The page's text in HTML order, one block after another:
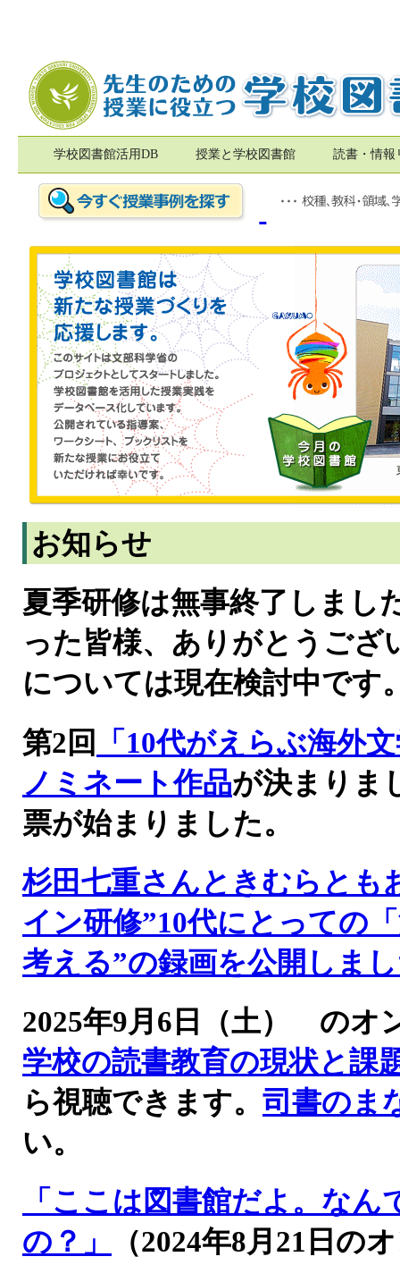
学校図書館活用DB 授業と学校図書館 読書・情報
お知らせ
夏季研修は無事終了しまし
った皆様、ありがとうござ
については現在検討中です
第2回
「10代がえらぶ海外
ノミネート作品が決まりま
票が始まりました。
杉田七重さんときむらとも
イン研修”10代にとっての
考える”の録画を公開しま
2025年9月6日（土） の
学校の読書教育の現状と課
ら視聴できます。 司書のま
い。
「ここは図書館だよ。な
の？」
（2024年8月21日